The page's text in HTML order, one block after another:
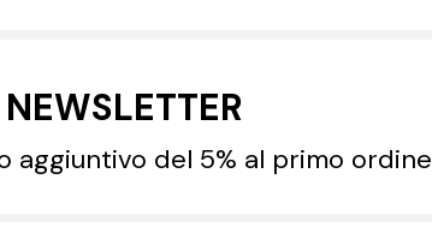
aggiuntivo del 5% al primo ordine